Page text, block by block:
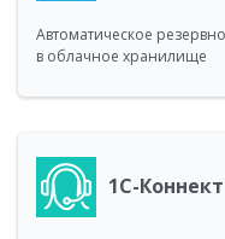
Автоматическое
в облачное хранилище
1С-Коннект